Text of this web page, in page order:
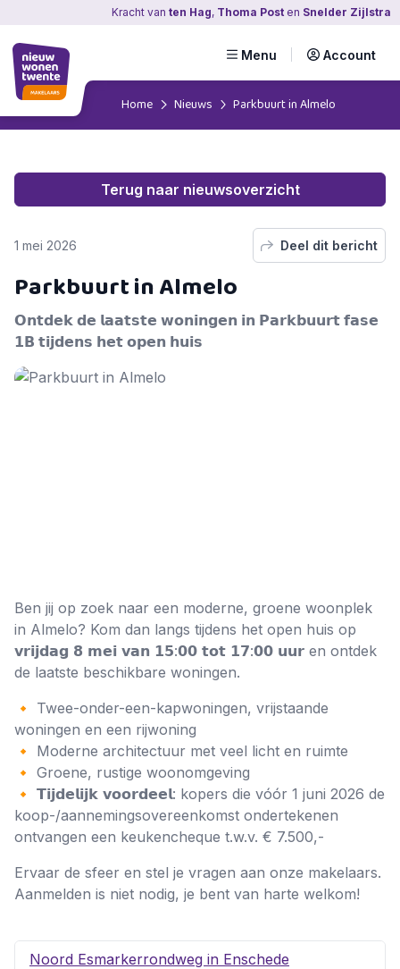
Kracht van ten Hag, Thoma Post en Snelder Zijlstra
Menu Account
Home Nieuws Parkbuurt in Almelo
Terug naar nieuwsoverzicht
1 mei 2026 Deel dit bericht
Parkbuurt in Almelo
𝗢𝗻𝘁𝗱𝗲𝗸 𝗱𝗲 𝗹𝗮𝗮𝘁𝘀𝘁𝗲 𝘄𝗼𝗻𝗶𝗻𝗴𝗲𝗻 𝗶𝗻 𝗣𝗮𝗿𝗸𝗯𝘂𝘂𝗿𝘁 𝗳𝗮𝘀𝗲
𝟭𝗕 𝘁𝗶𝗷𝗱𝗲𝗻𝘀 𝗵𝗲𝘁 𝗼𝗽𝗲𝗻 𝗵𝘂𝗶𝘀
Ben jij op zoek naar een moderne, groene woonplek
in Almelo? Kom dan langs tijdens het open huis op
𝘃𝗿𝗶𝗷𝗱𝗮𝗴 𝟴 𝗺𝗲𝗶 𝘃𝗮𝗻 𝟭𝟱:𝟬𝟬 𝘁𝗼𝘁 𝟭𝟳:𝟬𝟬 𝘂𝘂𝗿 en ontdek
de laatste beschikbare woningen.
🔸 Twee-onder-een-kapwoningen, vrijstaande
woningen en een rijwoning
🔸 Moderne architectuur met veel licht en ruimte
🔸 Groene, rustige woonomgeving
🔸 𝗧𝗶𝗷𝗱𝗲𝗹𝗶𝗷𝗸 𝘃𝗼𝗼𝗿𝗱𝗲𝗲𝗹: kopers die vóór 1 juni 2026 de
koop-/aannemingsovereenkomst ondertekenen
ontvangen een keukencheque t.w.v. € 7.500,-
Ervaar de sfeer en stel je vragen aan onze makelaars.
Aanmelden is niet nodig, je bent van harte welkom!
Noord Esmarkerrondweg in Enschede